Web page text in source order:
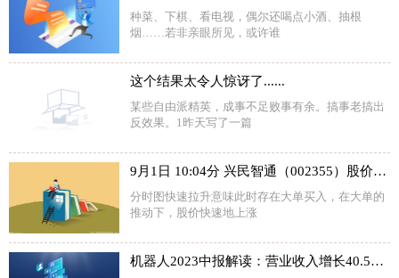
种菜、下棋、看电视，偶尔还喝点小酒、抽根
烟……若非亲眼所见，或许谁
这个结果太令人惊讶了......
某些自由派精英，成事不足败事有余。搞事老搞出
反效果。1昨天写了一篇
9月1日 10:04分 兴民智通（002355）股价快速拉升
分时图快速拉升意味此时存在大单买入，在大单的
推动下，股价快速地上涨
机器人2023中报解读：营业收入增长40.57%，净利润亏损减少50.75%